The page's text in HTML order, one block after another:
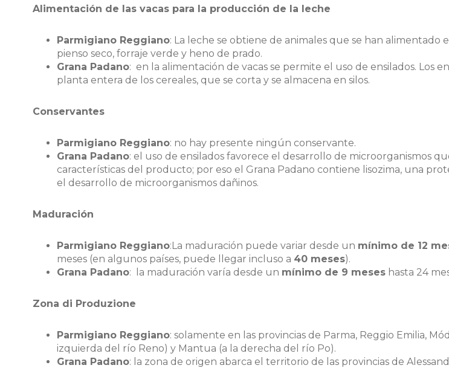
Alimentación de las vacas para la producción de la leche
Parmigiano Reggiano: La leche se obtiene de animales que se han alimentado
pienso seco, forraje verde y heno de prado.
Grana Padano: en la alimentación de vacas se permite el uso de ensilados. Los
planta entera de los cereales, que se corta y se almacena en silos.
Conservantes
Parmigiano Reggiano: no hay presente ningún conservante.
Grana Padano: el uso de ensilados favorece el desarrollo de microorganismos
características del producto; por eso el Grana Padano contiene lisozima, una
el desarrollo de microorganismos dañinos.
Maduración
Parmigiano Reggiano:La maduración puede variar desde un mínimo de 12
meses (en algunos países, puede llegar incluso a 40 meses).
Grana Padano: la maduración varía desde un mínimo de 9 meseshasta 24
Zona di Produzione
Parmigiano Reggiano: solamente en las provincias de Parma, Reggio Emilia,
izquierda del río Reno) y Mantua (a la derecha del río Po).
Grana Padano: la zona de origen abarca el territorio de las provincias de